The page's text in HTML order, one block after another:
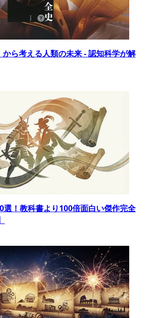
から考える人類の未来 - 認知科学が解
選！教科書より100倍面白い傑作完全